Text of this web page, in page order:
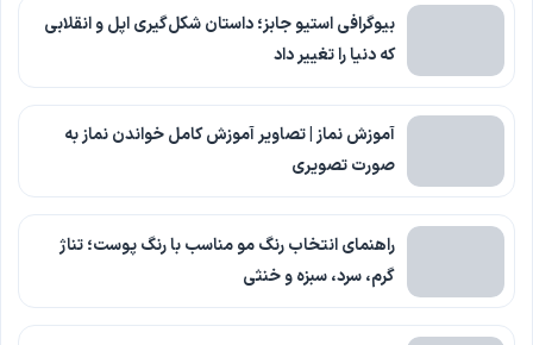
بیوگرافی استیو جابز؛ داستان شکل‌گیری اپل و انقلابی
که دنیا را تغییر داد
آموزش نماز | تصاویر آموزش کامل خواندن نماز به
صورت تصویری
راهنمای انتخاب رنگ مو مناسب با رنگ پوست؛ تناژ
گرم، سرد، سبزه و خنثی